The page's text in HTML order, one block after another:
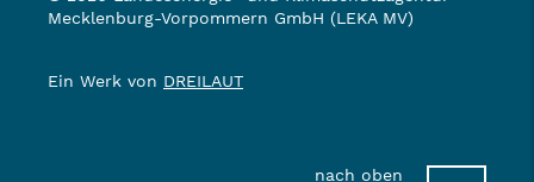
Mecklenburg-Vorpommern GmbH (LEKA MV)
Ein Werk von DREILAUT
nach oben